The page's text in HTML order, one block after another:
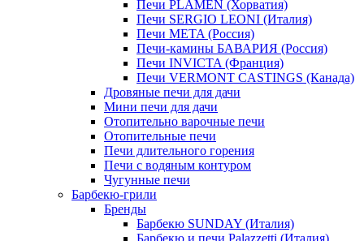
Печи PLAMEN (Хорватия)
Печи SERGIO LEONI (Италия)
Печи META (Россия)
Печи-камины БАВАРИЯ (Россия)
Печи INVICTA (Франция)
Печи VERMONT CASTINGS (Канада)
Дровяные печи для дачи
Мини печи для дачи
Отопительно варочные печи
Отопительные печи
Печи длительного горения
Печи с водяным контуром
Чугунные печи
Барбекю-грили
Бренды
Барбекю SUNDAY (Италия)
Барбекю и печи Palazzetti (Италия)